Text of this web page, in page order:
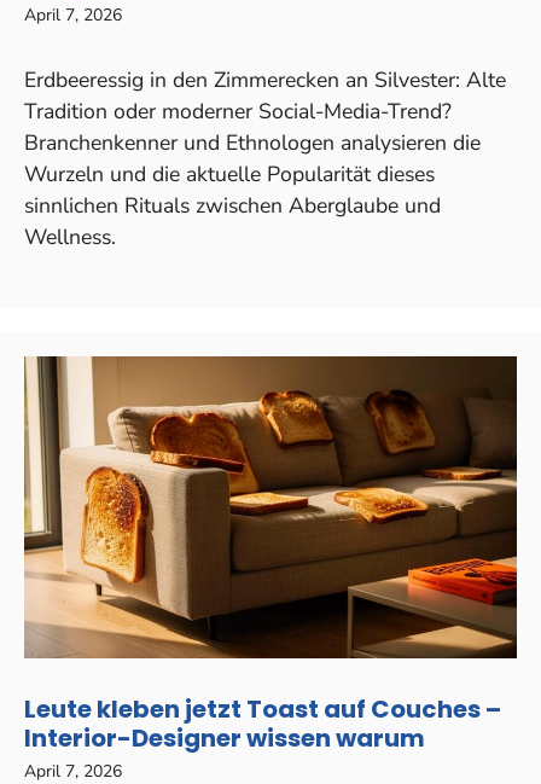
April 7, 2026
Erdbeeressig in den Zimmerecken an Silvester: Alte
Tradition oder moderner Social-Media-Trend?
Branchenkenner und Ethnologen analysieren die
Wurzeln und die aktuelle Popularität dieses
sinnlichen Rituals zwischen Aberglaube und
Wellness.
Leute kleben jetzt Toast auf Couches –
Interior-Designer wissen warum
April 7, 2026